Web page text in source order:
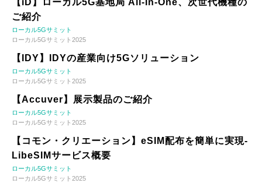
【iD】ローカル5G基地局 All-In-One、次世代機種の
ご紹介
ローカル5Gサミット
ローカル5Gサミット2025
【IDY】IDYの産業向け5Gソリューション
ローカル5Gサミット
ローカル5Gサミット2025
【Accuver】展示製品のご紹介
ローカル5Gサミット
ローカル5Gサミット2025
【コモン・クリエーション】eSIM配布を簡単に実現-
LibeSIMサービス概要
ローカル5Gサミット
ローカル5Gサミット2025